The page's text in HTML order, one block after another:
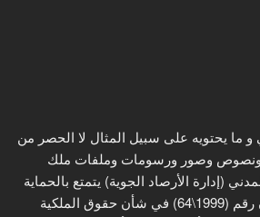
و ما يحتويه على سبيل المثال لا الحصر من
ونصوص وصور ورسومات وملفات ملك
(إدارة الأرصاد الجوية) يتمتع بالحماية
القانونية بموجب القانون رقم (1999\64) في شأن حقوق الملكية